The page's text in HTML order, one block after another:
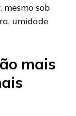
sob
umidade
mais